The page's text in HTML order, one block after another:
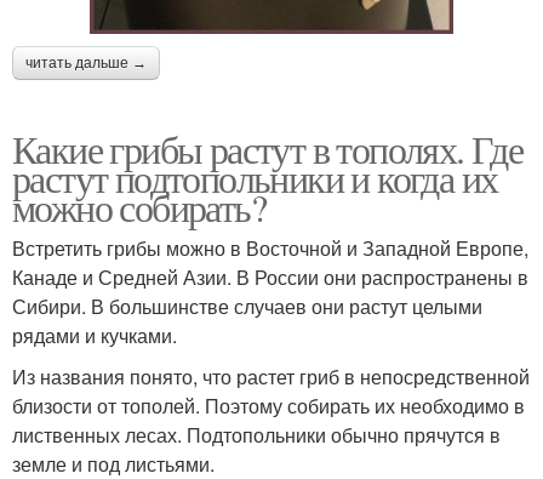
читать дальше →
Какие грибы растут в тополях. Где
растут подтопольники и когда их
можно собирать?
Встретить грибы можно в Восточной и Западной Европе,
Канаде и Средней Азии. В России они распространены в
Сибири. В большинстве случаев они растут целыми
рядами и кучками.
Из названия понято, что растет гриб в непосредственной
близости от тополей. Поэтому собирать их необходимо в
лиственных лесах. Подтопольники обычно прячутся в
земле и под листьями.